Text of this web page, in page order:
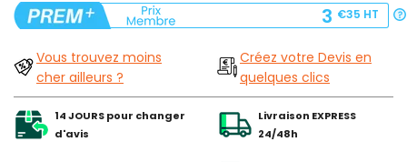
3 €35 HT
Vous trouvez moins
cher ailleurs ?
Créez votre Devis en
quelques clics
14 JOURS pour changer
d'avis
Livraison EXPRESS
24/48h